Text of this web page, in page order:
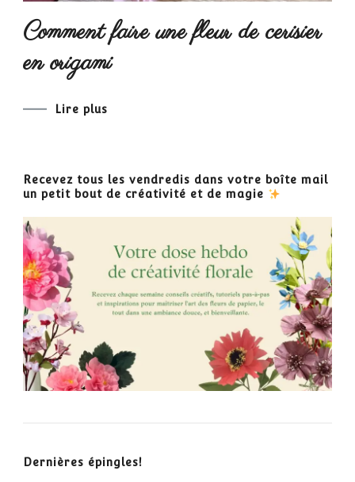
Comment faire une fleur de cerisier
en origami
Lire plus
Recevez tous les vendredis dans votre boîte mail
un petit bout de créativité et de magie
Dernières épingles!